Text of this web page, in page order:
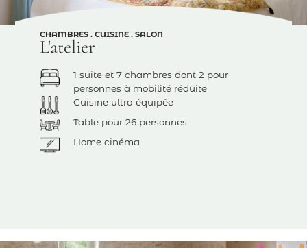
CHAMBRES . CUISINE . SALON
L'atelier
1 suite et 7 chambres dont 2 pour
personnes à mobilité réduite
Cuisine ultra équipée
Table pour 26 personnes
Home cinéma